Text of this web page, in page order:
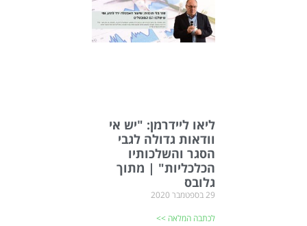
ליאו ליידרמן: "יש אי
וודאות גדולה לגבי
הסגר והשלכותיו
הכלכליות" | מתוך
גלובס
29 בספטמבר 2020
לכתבה המלאה >>